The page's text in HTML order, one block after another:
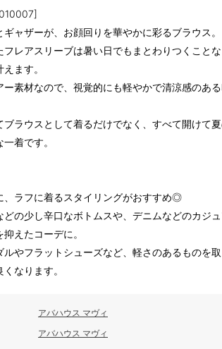
ャザーが、お顔回りを華やかに彩るブラウス。
フレアスリーブは暑い日でもまとわりつくこと
ます。
ー素材なので、視覚的にも軽やかで清涼感のある
ブラウスとして着るだけでなく、すべて開けて
着です。
、ラフに着るスタイリングがおすすめ◎
どの少し辛口なボトムスや、デニムなどのカジ
えたコーデに。
ルやフラットシューズなど、軽さのあるものを
なります。
アバハウス マヴィ
アバハウス マヴィ